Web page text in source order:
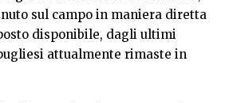
sul campo in maniera diretta
disponibile, dagli ultimi
attualmente rimaste in